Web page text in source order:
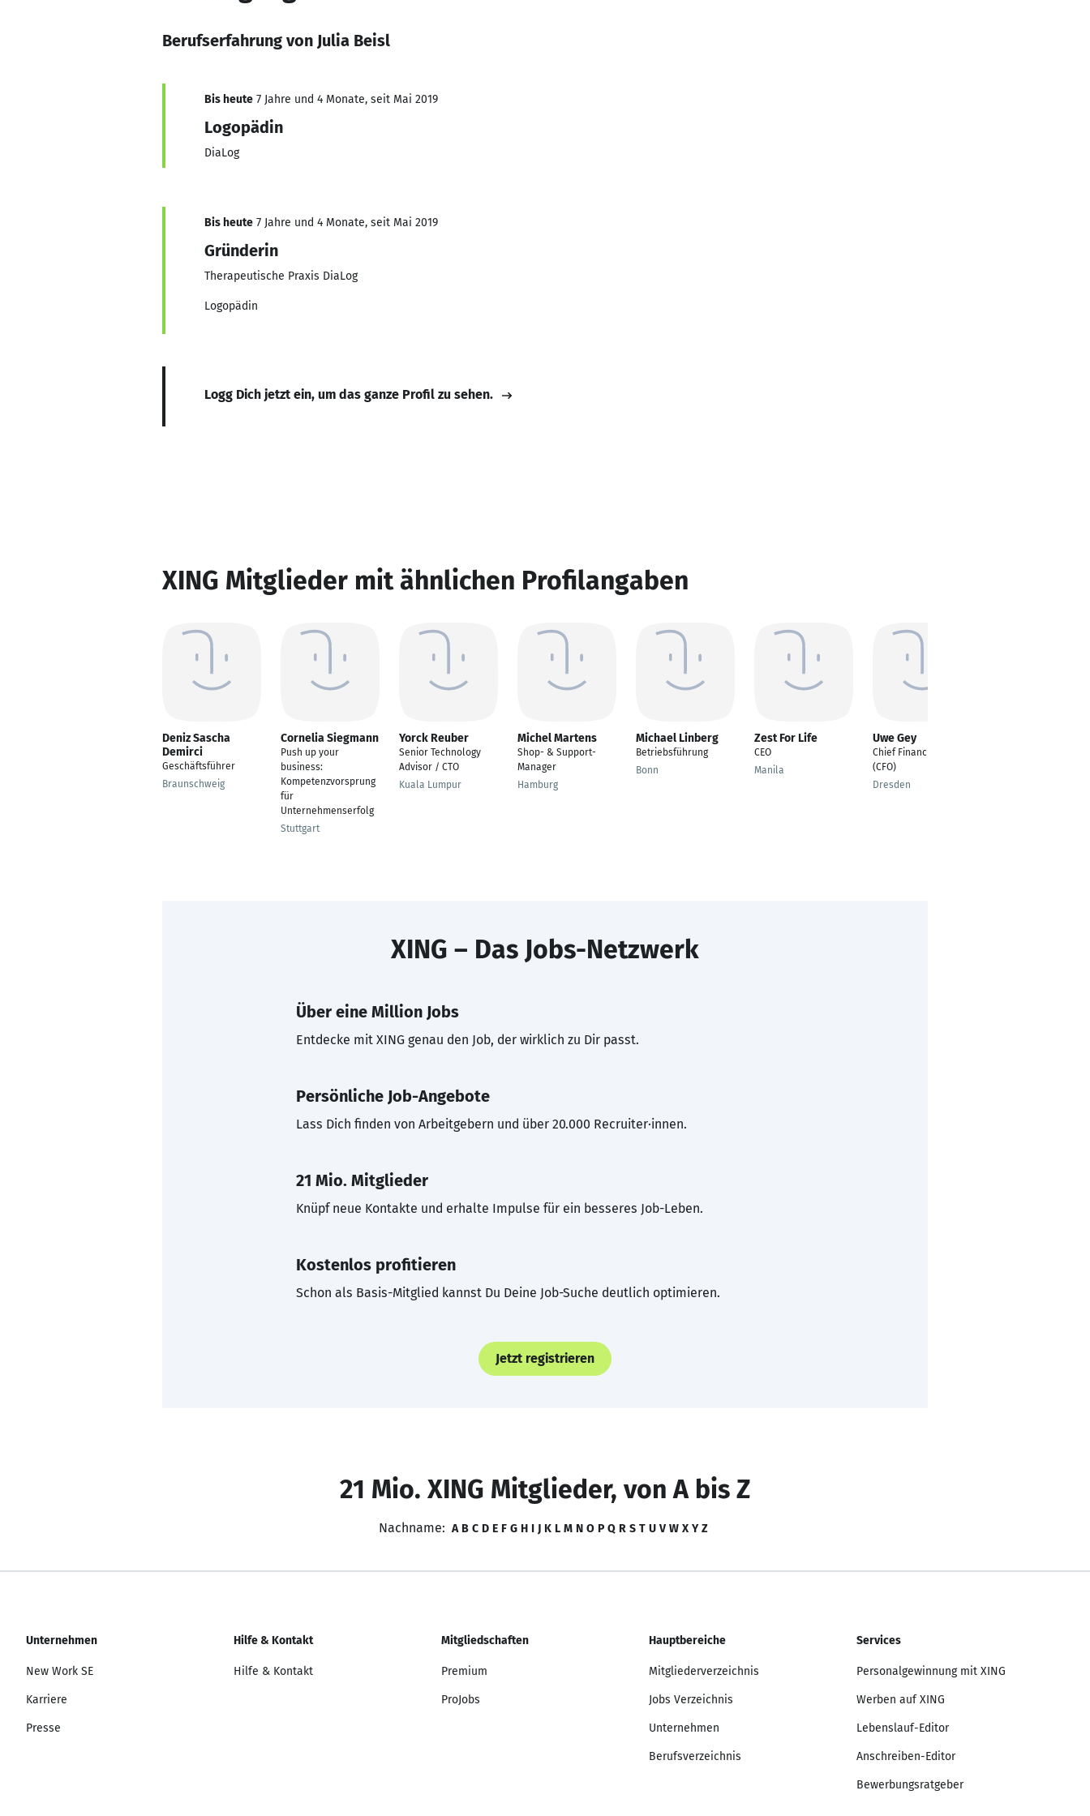
Berufserfahrung von Julia Beisl
Bis heute 7 Jahre und 4 Monate, seit Mai 2019
Logopädin
DiaLog
Bis heute 7 Jahre und 4 Monate, seit Mai 2019
Gründerin
Therapeutische Praxis DiaLog
Logopädin
Logg Dich jetzt ein, um das ganze Profil zu sehen.
XING Mitglieder mit ähnlichen Profilangaben
Deniz Sascha
Demirci
Geschäftsführer
Braunschweig
Cornelia Siegmann
Push up your
business:
Kompetenzvorsprung
für
Unternehmenserfolg
Stuttgart
Yorck Reuber
Senior Technology
Advisor / CTO
Kuala Lumpur
Michel Martens
Shop- & Support-
Manager
Hamburg
Michael Linberg
Betriebsführung
Bonn
Zest For Life
CEO
Manila
Uwe Gey
Chief Financial Officer
(CFO)
Dresden
XING – Das Jobs-Netzwerk
Über eine Million Jobs
Entdecke mit XING genau den Job, der wirklich zu Dir passt.
Persönliche Job-Angebote
Lass Dich finden von Arbeitgebern und über 20.000 Recruiter·innen.
21 Mio. Mitglieder
Knüpf neue Kontakte und erhalte Impulse für ein besseres Job-Leben.
Kostenlos profitieren
Schon als Basis-Mitglied kannst Du Deine Job-Suche deutlich optimieren.
Jetzt registrieren
21 Mio. XING Mitglieder, von A bis Z
Nachname: A B C D E F G H I J K L M N O P Q R S T U V W X Y Z
Unternehmen
New Work SE
Karriere
Presse
Hilfe & Kontakt
Hilfe & Kontakt
Mitgliedschaften
Premium
ProJobs
Hauptbereiche
Mitgliederverzeichnis
Jobs Verzeichnis
Unternehmen
Berufsverzeichnis
Services
Personalgewinnung mit XING
Werben auf XING
Lebenslauf-Editor
Anschreiben-Editor
Bewerbungsratgeber